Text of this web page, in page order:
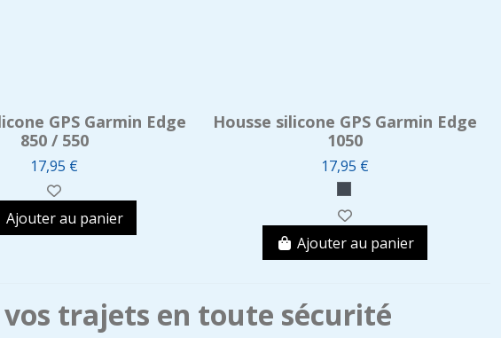
GPS Garmin Edge
850 / 550
17,95 €
Ajouter au panier
Housse silicone GPS Garmin Edge
1050
17,95 €
Ajouter au panier
vos trajets en toute sécurité